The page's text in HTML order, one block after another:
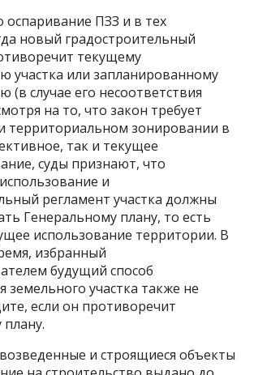
ПЗЗ и в тех
новый градостроительный
текущему
участка или запланированному
(в случае его несоответствия
на то, что закон требует
территориальном зонировании в
так и текущее
суды признают, что
и
регламент участка должны
Генеральному плану, то есть
использование территории. В
избранный
будущий способ
земельного участка также не
если он противоречит
и строящиеся объекты